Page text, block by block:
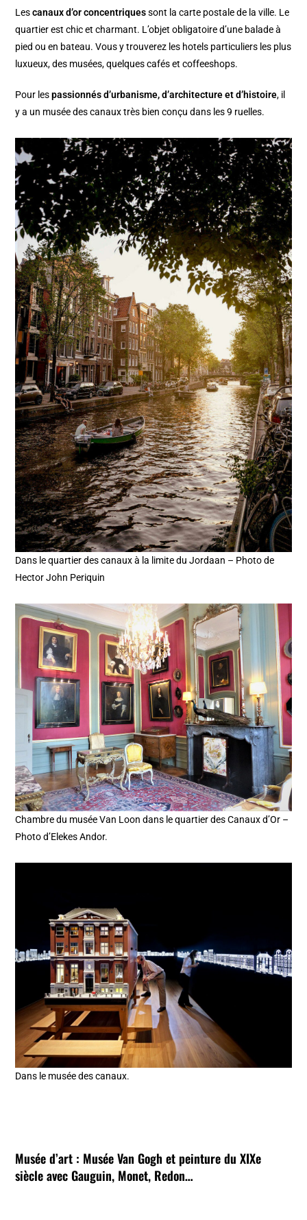
Lescanaux d’or concentriquessont la carte postale de la ville. Le
quartier est chic et charmant. L’objet obligatoire d’une balade à
pied ou en bateau. Vous y trouverez les hotels particuliers les plus
luxueux, des musées, quelques cafés et coffeeshops.
Pour lespassionnés d’urbanisme, d’architecture et d’histoire, il
y a un musée des canaux très bien conçu dans les 9 ruelles.
Dans le quartier des canaux à la limite du Jordaan – Photo de
Hector John Periquin
Chambre du musée Van Loon dans le quartier des Canaux d’Or –
Photo d’Elekes Andor.
Dans le musée des canaux.
Musée d’art : Musée Van Gogh et peinture du XIXe
siècle avec Gauguin, Monet, Redon…